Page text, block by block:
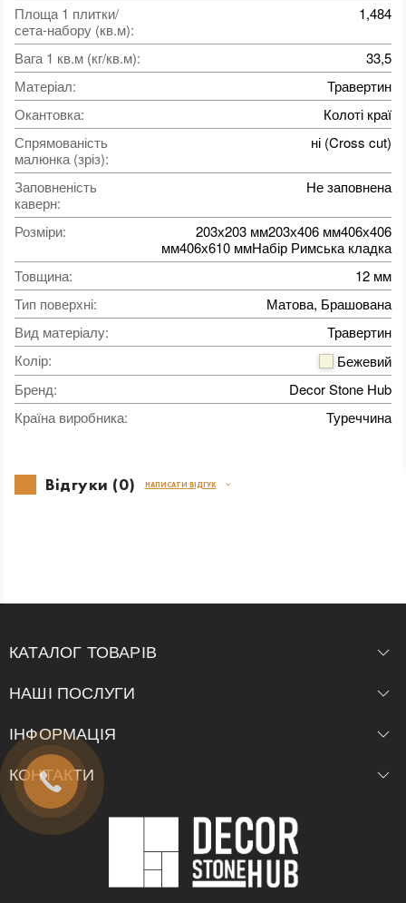
Площа 1 плитки/
сета-набору (кв.м):
1,484
Вага 1 кв.м (кг/кв.м):
33,5
Матеріал:
Травертин
Окантовка:
Колоті краї
Спрямованість
малюнка (зріз):
ні (Cross cut)
Заповненість
каверн:
Не заповнена
Розміри:
203х203 мм203х406 мм406х406
мм406х610 ммНабір Римська кладка
Товщина:
12 мм
Тип поверхні:
Матова, Брашована
Вид матеріалу:
Травертин
Колір:
Бежевий
Бренд:
Decor Stone Hub
Країна виробника: Туреччина
Відгуки (0) НАПИСАТИ ВІДГУК
КАТАЛОГ ТОВАРІВ
НАШІ ПОСЛУГИ
ІНФОРМАЦІЯ
КОНТАКТИ